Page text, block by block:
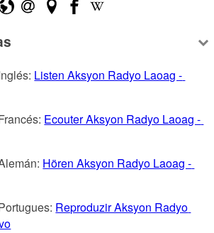
Listen Aksyon Radyo Laoag -
Ecouter Aksyon Radyo Laoag -
Hören Aksyon Radyo Laoag -
Reproduzir Aksyon Radyo